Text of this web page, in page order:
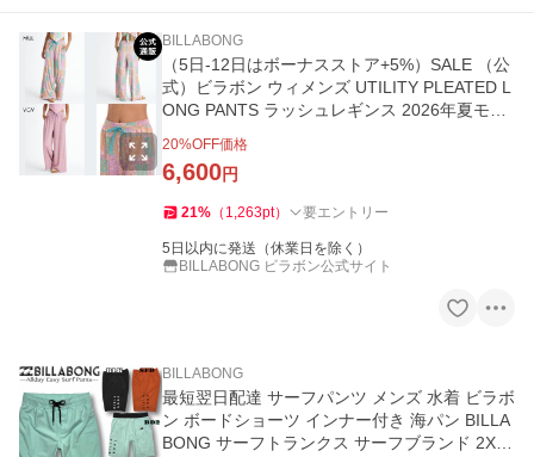
BILLABONG
（5日-12日はボーナスストア+5%）SALE （公
式）ビラボン ウィメンズ UTILITY PLEATED L
ONG PANTS ラッシュレギンス 2026年夏モデ
20%OFF価格
6,600円
21% （ 1,263pt） 要エントリー
5日以内に発送（休業日を除く）
BILLABONG ビラボン公式サイト
BILLABONG
最短翌日配達 サーフパンツ メンズ 水着 ビラボ
ン ボードショーツ インナー付き 海パン BILLA
BONG サーフトランクス サーフブランド 2XL